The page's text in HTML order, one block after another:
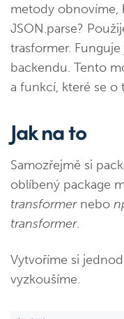
metody obnovíme,
JSON.parse?
trasformer.
backendu. Tento
a funkcí, které se o
Jak na to
Samozřejmě si
oblíbený package
transformernebo
transformer.
Vytvoříme si
vyzkoušíme.